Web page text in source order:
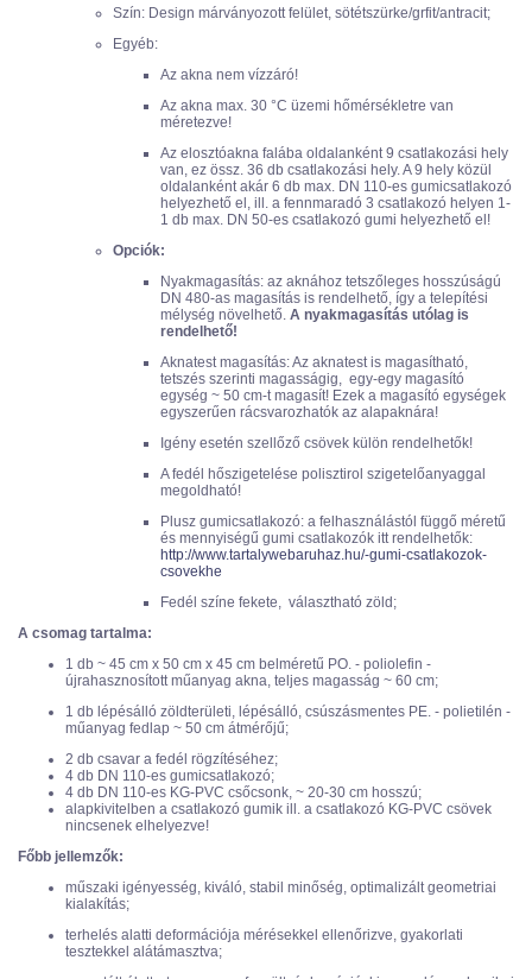
Szín: Design márványozott felület, sötétszürke/grfit/antracit;
Egyéb:
Az akna nem vízzáró!
Az akna max. 30 °C üzemi hőmérsékletre van
méretezve!
Az elosztóakna falába oldalanként 9 csatlakozási hely
van, ez össz. 36 db csatlakozási hely. A 9 hely közül
oldalanként akár 6 db max. DN 110-es gumicsatlakozó
helyezhető el, ill. a fennmaradó 3 csatlakozó helyen 1-
1 db max. DN 50-es csatlakozó gumi helyezhető el!
Opciók:
Nyakmagasítás: az aknához tetszőleges hosszúságú
DN 480-as magasítás is rendelhető, így a telepítési
mélység növelhető. A nyakmagasítás utólag is
rendelhető!
Aknatest magasítás: Az aknatest is magasítható,
tetszés szerinti magasságig, egy-egy magasító
egység ~ 50 cm-t magasít! Ezek a magasító egységek
egyszerűen rácsvarozhatók az alapaknára!
Igény esetén szellőző csövek külön rendelhetők!
A fedél hőszigetelése polisztirol szigetelőanyaggal
megoldható!
Plusz gumicsatlakozó: a felhasználástól függő méretű
és mennyiségű gumi csatlakozók itt rendelhetők:
http://www.tartalywebaruhaz.hu/-gumi-csatlakozok-
csovekhe
Fedél színe fekete, választható zöld;
A csomag tartalma:
1 db ~ 45 cm x 50 cm x 45 cm belméretű PO. - poliolefin -
újrahasznosított műanyag akna, teljes magasság ~ 60 cm;
1 db lépésálló zöldterületi, lépésálló, csúszásmentes PE. - polietilén -
műanyag fedlap ~ 50 cm átmérőjű;
2 db csavar a fedél rögzítéséhez;
4 db DN 110-es gumicsatlakozó;
4 db DN 110-es KG-PVC csőcsonk, ~ 20-30 cm hosszú;
alapkivitelben a csatlakozó gumik ill. a csatlakozó KG-PVC csövek
nincsenek elhelyezve!
Főbb jellemzők:
műszaki igényesség, kiváló, stabil minőség, optimalizált geometriai
kialakítás;
terhelés alatti deformációja mérésekkel ellenőrizve, gyakorlati
tesztekkel alátámasztva;